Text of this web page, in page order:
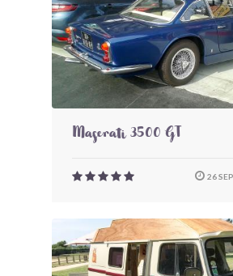
Maserati 3500 GT
26